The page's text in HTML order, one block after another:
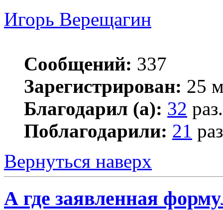
Игорь Верещагин
Сообщений: 337
Зарегистрирован: 25
Благодарил (а): 32 раз.
Поблагодарили: 21
Вернуться наверх
А где заявленная